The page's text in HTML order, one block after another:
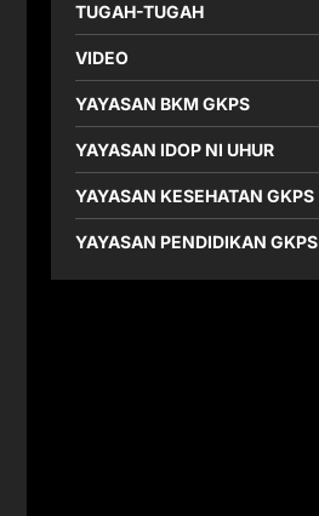
TUGAH-TUGAH
VIDEO
YAYASAN BKM GKPS
YAYASAN IDOP NI UHUR
YAYASAN KESEHATAN GKPS
YAYASAN PENDIDIKAN GKPS